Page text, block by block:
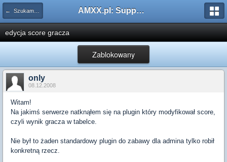
← Szukam pluginu AMXX.pl: Support AMX Mod X i SourceMod
edycja score gracza
Zablokowany
only
08.12.2008
Witam!
Na jakimś serwerze natknąłem się na plugin który modyfikował score,
czyli wynik gracza w tabelce.
Nie był to żaden standardowy plugin do zabawy dla admina tylko robił
konkretną rzecz.